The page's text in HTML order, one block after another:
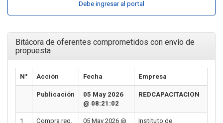
Debe ingresar al portal
Bitácora de oferentes comprometidos con envío de
propuesta
N° Acción Fecha Empresa
Publicación
05 May 2026
@ 08:21:02
REDCAPACITACION
1 Compra req.
05 May 2026 @
Instituto de